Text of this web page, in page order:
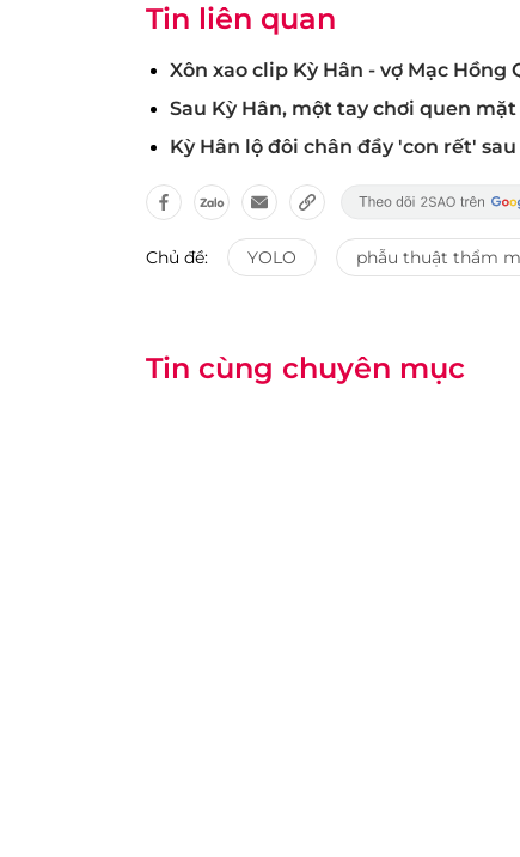
Tin liên quan
Xôn xao clip Kỳ Hân - vợ Mạc
Sau Kỳ Hân, một tay chơi quen
Kỳ Hân lộ đôi chân đầy 'con rết'
Chủ đề: YOLO phẫu thuật thẩm
Tin cùng chuyên mục